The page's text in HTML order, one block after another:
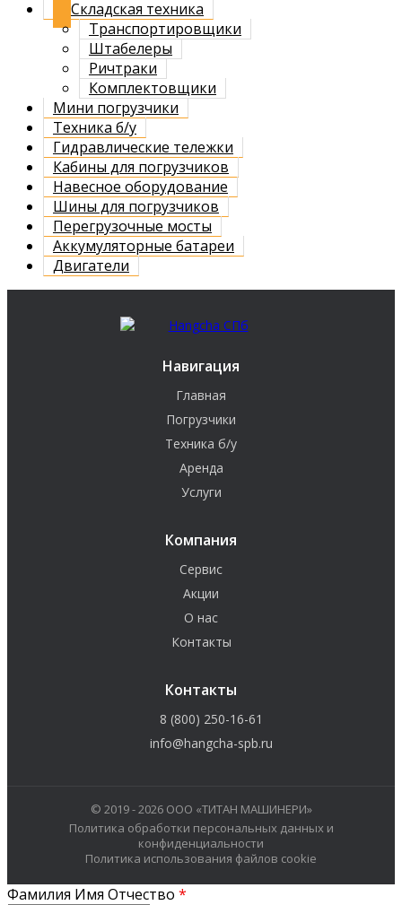
Складская техника
Транспортировщики
Штабелеры
Ричтраки
Комплектовщики
Мини погрузчики
Техника б/у
Гидравлические тележки
Кабины для погрузчиков
Навесное оборудование
Шины для погрузчиков
Перегрузочные мосты
Аккумуляторные батареи
Двигатели
Навигация
Главная
Погрузчики
Техника б/у
Аренда
Услуги
Компания
Сервис
Акции
О нас
Контакты
Контакты
8 (800) 250-16-61
info@hangcha-spb.ru
© 2019 - 2026 ООО «ТИТАН МАШИНЕРИ»
Политика обработки персональных данных и
конфиденциальности
Политика использования файлов cookie
Фамилия Имя Отчество *